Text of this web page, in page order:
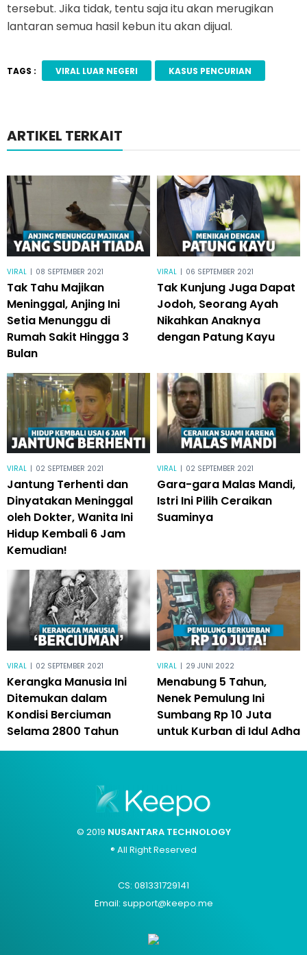
tersebut. Jika tidak, tentu saja itu akan merugikan
lantaran semua hasil kebun itu akan dijual.
TAGS : VIRAL LUAR NEGERI KASUS PENCURIAN
ARTIKEL TERKAIT
VIRAL | 08 SEPTEMBER 2021
Tak Tahu Majikan
Meninggal, Anjing Ini
Setia Menunggu di
Rumah Sakit Hingga 3
Bulan
VIRAL | 06 SEPTEMBER 2021
Tak Kunjung Juga Dapat
Jodoh, Seorang Ayah
Nikahkan Anaknya
dengan Patung Kayu
VIRAL | 02 SEPTEMBER 2021
Jantung Terhenti dan
Dinyatakan Meninggal
oleh Dokter, Wanita Ini
Hidup Kembali 6 Jam
Kemudian!
VIRAL | 02 SEPTEMBER 2021
Gara-gara Malas Mandi,
Istri Ini Pilih Ceraikan
Suaminya
VIRAL | 02 SEPTEMBER 2021
Kerangka Manusia Ini
Ditemukan dalam
Kondisi Berciuman
Selama 2800 Tahun
VIRAL | 29 JUNI 2022
Menabung 5 Tahun,
Nenek Pemulung Ini
Sumbang Rp 10 Juta
untuk Kurban di Idul Adha
© 2019 NUSANTARA TECHNOLOGY
® All Right Reserved
CS: 081331729141
Email: support@keepo.me